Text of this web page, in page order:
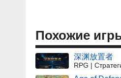
Похожие
深渊放置者
RPG |